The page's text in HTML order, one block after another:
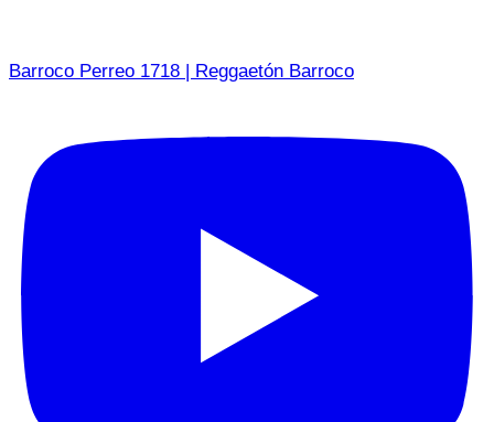
Barroco Perreo 1718 | Reggaetón Barroco